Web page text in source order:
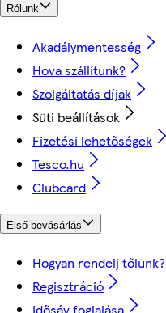
Rólunk
Akadálymentesség
Hova szállítunk?
Szolgáltatás díjak
Süti beállítások
Fizetési lehetőségek
Tesco.hu
Clubcard
Első bevásárlás
Hogyan rendelj tőlünk?
Regisztráció